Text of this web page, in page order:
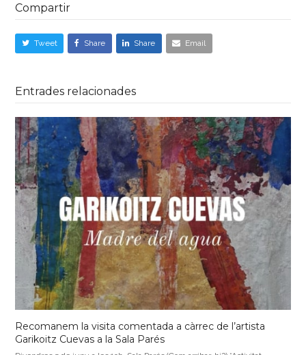
Compartir
Tweet Share Share Email
Entrades relacionades
Recomanem la visita comentada a càrrec de l’artista
Garikoitz Cuevas a la Sala Parés